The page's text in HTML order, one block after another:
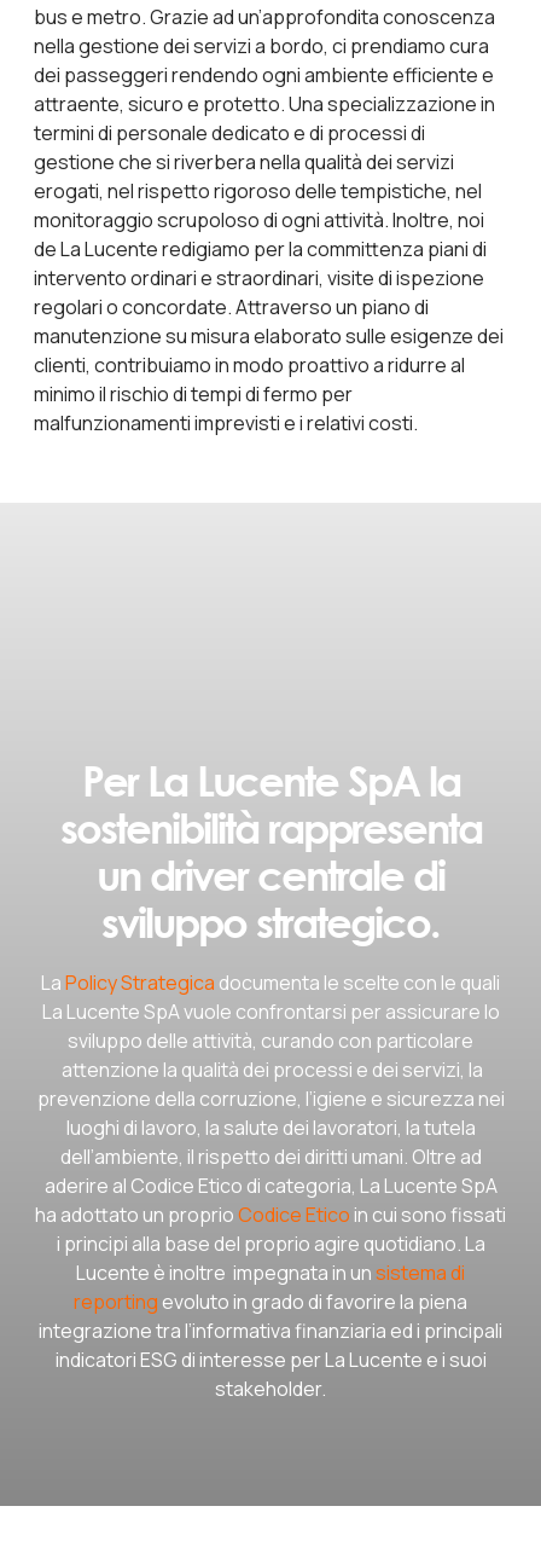
bus e metro. Grazie ad un’approfondita conoscenza
nella gestione dei servizi a bordo, ci prendiamo cura
dei passeggeri rendendo ogni ambiente efficiente e
attraente, sicuro e protetto. Una specializzazione in
termini di personale dedicato e di processi di
gestione che si riverbera nella qualità dei servizi
erogati, nel rispetto rigoroso delle tempistiche, nel
monitoraggio scrupoloso di ogni attività. Inoltre, noi
de La Lucente redigiamo per la committenza piani di
intervento ordinari e straordinari, visite di ispezione
regolari o concordate. Attraverso un piano di
manutenzione su misura elaborato sulle esigenze dei
clienti, contribuiamo in modo proattivo a ridurre al
minimo il rischio di tempi di fermo per
malfunzionamenti imprevisti e i relativi costi.
Per La Lucente SpA la
sostenibilità rappresenta
un driver centrale di
sviluppo strategico.
LaPolicy Strategica documenta le scelte con le quali
La Lucente SpA vuole confrontarsi per assicurare lo
sviluppo delle attività, curando con particolare
attenzione la qualità dei processi e dei servizi, la
prevenzione della corruzione, l’igiene e sicurezza nei
luoghi di lavoro, la salute dei lavoratori, la tutela
dell’ambiente, il rispetto dei diritti umani. Oltre ad
aderire al Codice Etico di categoria, La Lucente SpA
ha adottato un proprioCodice Etico in cui sono fissati
i principi alla base del proprio agire quotidiano. La
Lucente è inoltre impegnata in unsistema di
reporting evoluto in grado di favorire la piena
integrazione tra l’informativa finanziaria ed i principali
indicatori ESG di interesse per La Lucente e i suoi
stakeholder.